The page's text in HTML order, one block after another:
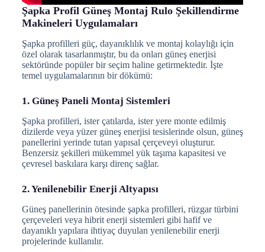
Şapka Profil Güneş Montaj Rulo Şekillendirme
Makineleri Uygulamaları
Şapka profilleri güç, dayanıklılık ve montaj kolaylığı için
özel olarak tasarlanmıştır, bu da onları güneş enerjisi
sektöründe popüler bir seçim haline getirmektedir. İşte
temel uygulamalarının bir dökümü:
1. Güneş Paneli Montaj Sistemleri
Şapka profilleri, ister çatılarda, ister yere monte edilmiş
dizilerde veya yüzer güneş enerjisi tesislerinde olsun, güneş
panellerini yerinde tutan yapısal çerçeveyi oluşturur.
Benzersiz şekilleri mükemmel yük taşıma kapasitesi ve
çevresel baskılara karşı direnç sağlar.
2. Yenilenebilir Enerji Altyapısı
Güneş panellerinin ötesinde şapka profilleri, rüzgar türbini
çerçeveleri veya hibrit enerji sistemleri gibi hafif ve
dayanıklı yapılara ihtiyaç duyulan yenilenebilir enerji
projelerinde kullanılır.